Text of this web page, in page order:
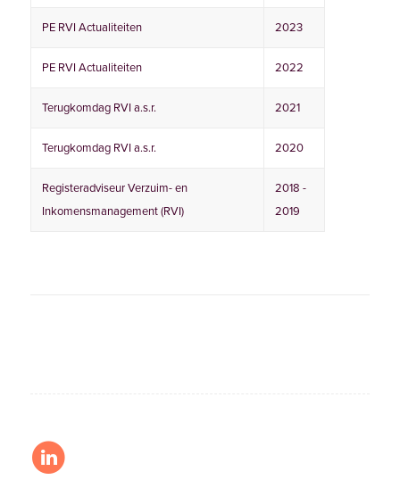
PE RVI Actualiteiten 2023
PE RVI Actualiteiten 2022
Terugkomdag RVI a.s.r. 2021
Terugkomdag RVI a.s.r. 2020
Registeradviseur Verzuim- en
Inkomensmanagement (RVI)
2018 -
2019